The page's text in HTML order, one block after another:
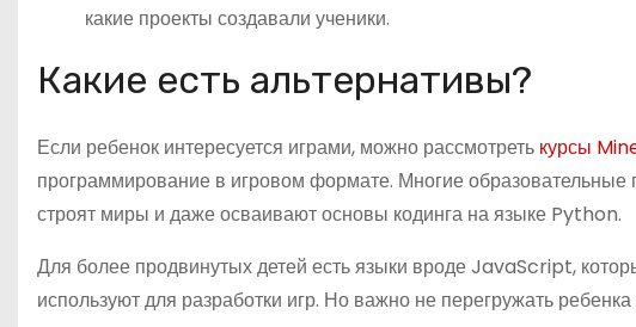
какие проекты создавали ученики.
Какие есть альтернативы?
Если ребенок интересуется играми, можно рассмотреть курсы
программирование в игровом формате. Многие
строят миры и даже осваивают основы кодинга на языке Python.
Для более продвинутых детей есть языки вроде JavaScript,
используют для разработки игр. Но важно не перегружать